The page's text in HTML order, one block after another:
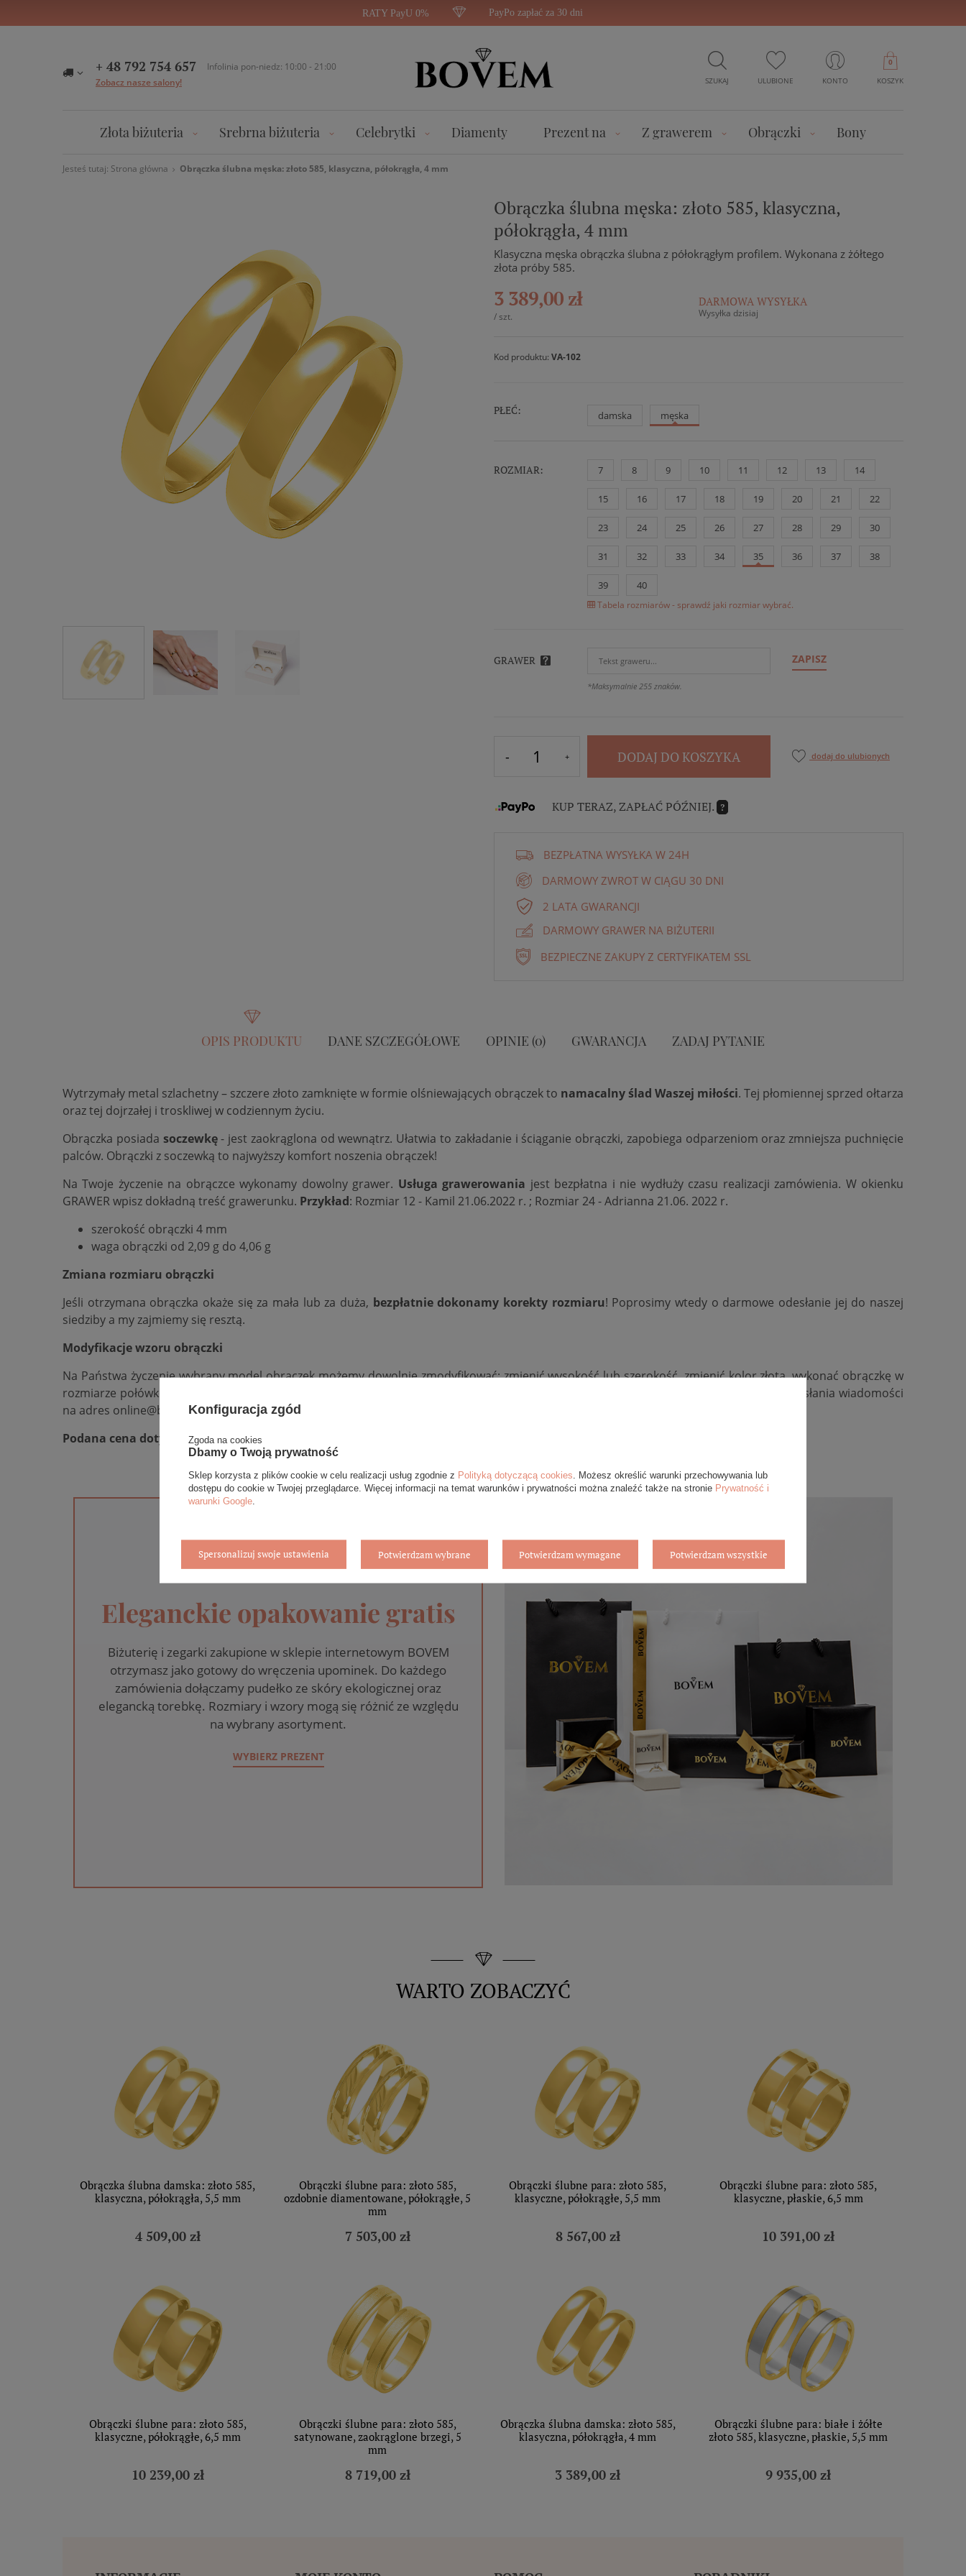
RATY PayU 0% PayPo zapłać za 30 dni
+ 48 792 754 657
Infolinia pon-niedz: 10:00 - 21:00
Zobacz nasze salony!
SZUKAJ ULUBIONE KONTO KOSZYK
0
Złota biżuteria Srebrna biżuteria Celebrytki Diamenty Prezent na Z grawerem Obrączki Bony
Jesteś tutaj: Strona główna Obrączka ślubna męska: złoto 585, klasyczna, półokrągła, 4 mm
Obrączka ślubna męska: złoto 585, klasyczna,
półokrągła, 4 mm
Klasyczna męska obrączka ślubna z półokrągłym profilem. Wykonana z żółtego
złota próby 585.
3 389,00 zł
/ szt.
DARMOWA WYSYŁKA
Wysyłka dzisiaj
Kod produktu: VA-102
PŁEĆ: damska męska
ROZMIAR: 7 8 9 10 11 12 13 14
15 16 17 18 19 20 21 22
23 24 25 26 27 28 29 30
31 32 33 34 35 36 37 38
39 40
Tabela rozmiarów - sprawdź jaki rozmiar wybrać.
GRAWER ZAPISZ
*Maksymalnie 255 znaków.
DODAJ DO KOSZYKA dodaj do ulubionych
KUP TERAZ, ZAPŁAĆ PÓŹNIEJ. ?
BEZPŁATNA WYSYŁKA W 24H
DARMOWY ZWROT W CIĄGU 30 DNI
2 LATA GWARANCJI
DARMOWY GRAWER NA BIŻUTERII
BEZPIECZNE ZAKUPY Z CERTYFIKATEM SSL
OPIS PRODUKTU DANE SZCZEGÓŁOWE OPINIE (0) GWARANCJA ZADAJ PYTANIE
Wytrzymały metal szlachetny – szczere złoto zamknięte w formie olśniewających obrączek to namacalny ślad Waszej miłości. Tej płomiennej sprzed ołtarza
oraz tej dojrzałej i troskliwej w codziennym życiu.
Obrączka posiada soczewkę- jest zaokrąglona od wewnątrz. Ułatwia to zakładanie i ściąganie obrączki, zapobiega odparzeniom oraz zmniejsza puchnięcie
palców. Obrączki z soczewką to najwyższy komfort noszenia obrączek!
Na Twoje życzenie na obrączce wykonamy dowolny grawer. Usługa grawerowania jest bezpłatna i nie wydłuży czasu realizacji zamówienia. W okienku
GRAWER wpisz dokładną treść grawerunku. Przykład: Rozmiar 12 - Kamil 21.06.2022 r. ; Rozmiar 24 - Adrianna 21.06. 2022 r.
szerokość obrączki 4 mm
waga obrączki od 2,09 g do 4,06 g
Zmiana rozmiaru obrączki
Jeśli otrzymana obrączka okaże się za mała lub za duża, bezpłatnie dokonamy korekty rozmiaru! Poprosimy wtedy o darmowe odesłanie jej do naszej
siedziby a my zajmiemy się resztą.
Modyfikacje wzoru obrączki
Na Państwa życzenie wybrany model obrączek możemy dowolnie zmodyfikować: zmienić wysokość lub szerokość, zmienić kolor złota, wykonać obrączkę w
rozmiarze połówkowym np. 15,5,
i tym podobne. Aby wycenić konfigurację indywidualną, zachęcamy do przesłania wiadomości
na adres online@bovem.com.pl lub skorzystania z zakładki zadaj pytanie.
Podana cena dotyczy jednej sztuki.
Eleganckie opakowanie gratis
Biżuterię i zegarki zakupione w sklepie internetowym BOVEM
otrzymasz jako gotowy do wręczenia upominek. Do każdego
zamówienia dołączamy pudełko ze skóry ekologicznej oraz
elegancką torebkę. Rozmiary i wzory mogą się różnić ze względu
na wybrany asortyment.
WYBIERZ PREZENT
WARTO ZOBACZYĆ
Obrączka ślubna damska: złoto 585,
klasyczna, półokrągła, 5,5 mm
4 509,00 zł
Obrączki ślubne para: złoto 585,
ozdobnie diamentowane, półokrągłe, 5
mm
7 503,00 zł
Obrączki ślubne para: złoto 585,
klasyczne, półokrągłe, 5,5 mm
8 567,00 zł
Obrączki ślubne para: złoto 585,
klasyczne, płaskie, 6,5 mm
10 391,00 zł
Obrączki ślubne para: złoto 585,
klasyczne, półokrągłe, 6,5 mm
10 239,00 zł
Obrączki ślubne para: złoto 585,
satynowane, zaokrąglone brzegi, 5
mm
8 719,00 zł
Obrączka ślubna damska: złoto 585,
klasyczna, półokrągła, 4 mm
3 389,00 zł
Obrączki ślubne para: białe i żółte
złoto 585, klasyczne, płaskie, 5,5 mm
9 935,00 zł
Konfiguracja zgód
Zgoda na cookies
Dbamy o Twoją prywatność
Sklep korzysta z plików cookie w celu realizacji usług zgodnie z Polityką dotyczącą cookies . Możesz określić warunki przechowywania lub
dostępu do cookie w Twojej przeglądarce. Więcej informacji na temat warunków i prywatności można znaleźć także na stronie Prywatność i
warunki Google
Spersonalizuj swoje ustawienia Potwierdzam wybrane Potwierdzam wymagane Potwierdzam wszystkie